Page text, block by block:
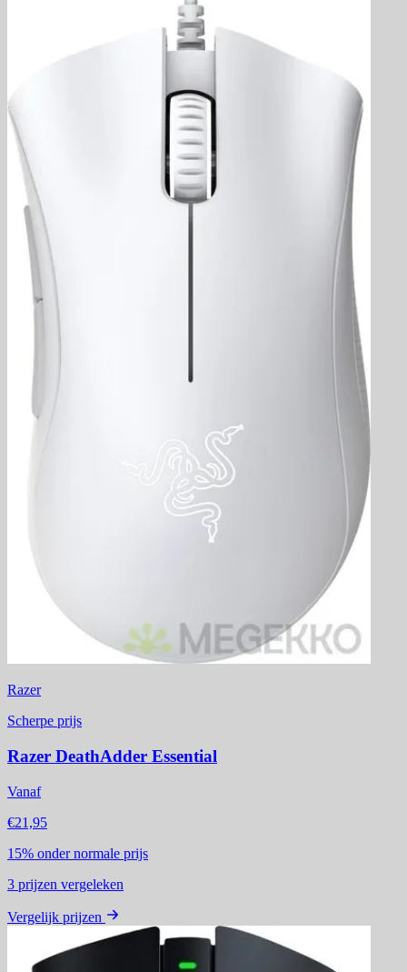
Razer
Scherpe prijs
Razer DeathAdder Essential
Vanaf
€21,95
15% onder normale prijs
3 prijzen vergeleken
Vergelijk prijzen